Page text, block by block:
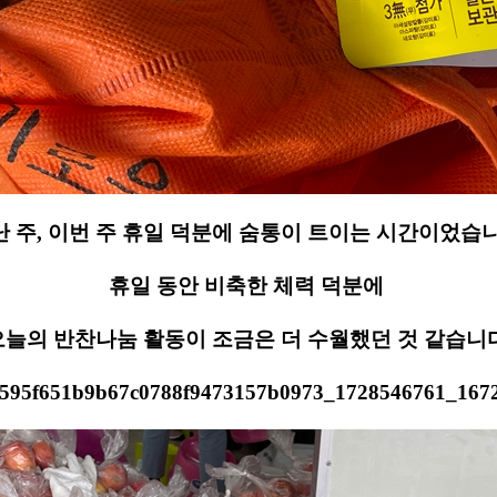
주, 이번 주 휴일 덕분에 숨통이 트이는 시간이었습
휴일 동안 비축한 체력 덕분에
늘의 반찬나눔 활동이 조금은 더 수월했던 것 같습니